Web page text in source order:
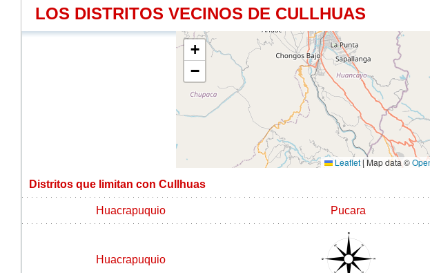
LOS DISTRITOS VECINOS DE CULLHUAS
+
−
Leaflet | Map data ©
Distritos que limitan con Cullhuas
Huacrapuquio Pucara
Huacrapuquio